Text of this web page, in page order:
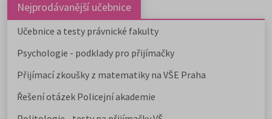
Nejprodávanější učebnice
Učebnice a testy právnické fakulty
Psychologie - podklady pro přijímačky
Přijímací zkoušky z matematiky na VŠE Praha
Řešení otázek Policejní akademie